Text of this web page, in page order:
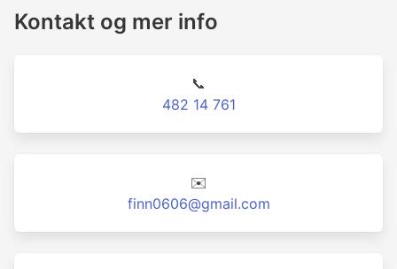
Kontakt og mer info
📞
482 14 761
✉️
finn0606@gmail.com